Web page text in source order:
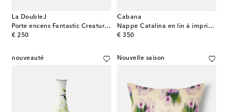
La DoubleJ
Porte encens Fantastic Creatures Leaftrail par Beto Val
€ 250
original price
Cabana
Nappe Catalina en lin à imprimé
€ 350
original price
nouveauté Nouvelle saison